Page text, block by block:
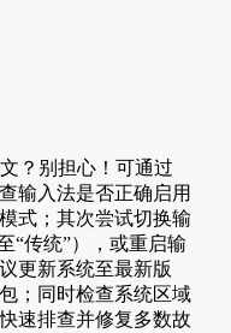
？别担心！可通过
输入法是否正确启用
式；其次尝试切换输
“传统”），或重启输
更新系统至最新版
；同时检查系统区域
速排查并修复多数故